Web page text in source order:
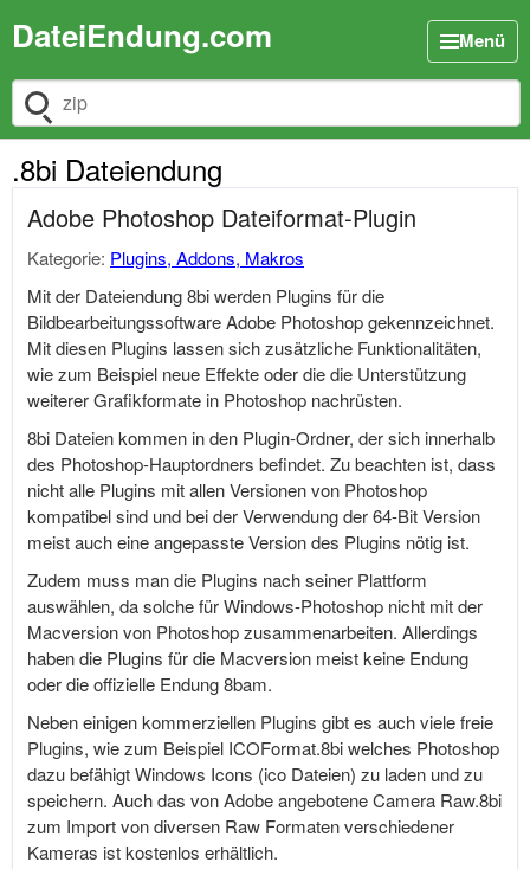
DateiEndung.com Menü
Dateiendung suchen
.8bi Dateiendung
Adobe Photoshop Dateiformat-Plugin
Kategorie: Plugins, Addons, Makros
Mit der Dateiendung 8bi werden Plugins für die
Bildbearbeitungssoftware Adobe Photoshop gekennzeichnet.
Mit diesen Plugins lassen sich zusätzliche Funktionalitäten,
wie zum Beispiel neue Effekte oder die die Unterstützung
weiterer Grafikformate in Photoshop nachrüsten.
8bi Dateien kommen in den Plugin-Ordner, der sich innerhalb
des Photoshop-Hauptordners befindet. Zu beachten ist, dass
nicht alle Plugins mit allen Versionen von Photoshop
kompatibel sind und bei der Verwendung der 64-Bit Version
meist auch eine angepasste Version des Plugins nötig ist.
Zudem muss man die Plugins nach seiner Plattform
auswählen, da solche für Windows-Photoshop nicht mit der
Macversion von Photoshop zusammenarbeiten. Allerdings
haben die Plugins für die Macversion meist keine Endung
oder die offizielle Endung 8bam.
Neben einigen kommerziellen Plugins gibt es auch viele freie
Plugins, wie zum Beispiel ICOFormat.8biwelches Photoshop
dazu befähigt Windows Icons (ico Dateien) zu laden und zu
speichern. Auch das von Adobe angebotene Camera Raw.8bi
zum Import von diversen Raw Formaten verschiedener
Kameras ist kostenlos erhältlich.